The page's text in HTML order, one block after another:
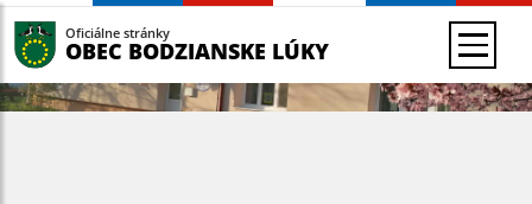
Oficiálne stránky
OBEC BODZIANSKE LÚKY